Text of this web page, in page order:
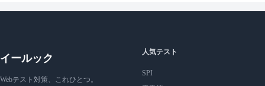
イールック
Webテスト対策、これひとつ。
人気テスト
SPI